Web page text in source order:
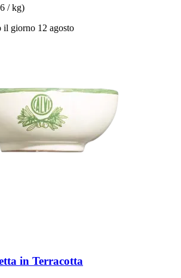
/ kg)
il giorno 12 agosto
in Terracotta